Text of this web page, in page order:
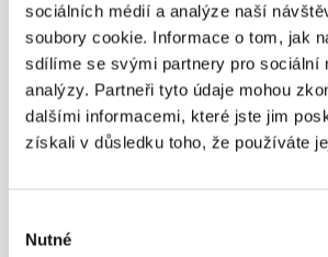
sociálních médií a analýze naší
soubory cookie. Informace o tom, jak
sdílíme se svými partnery pro sociální
analýzy. Partneři tyto údaje mohou
dalšími informacemi, které jste jim
získali v důsledku toho, že používáte
souhlasu
Nutné
¶
Státní důchod?
nestačí!
Nezapomínejme ani na novinku –
zároveň dvě penzijní smlouvy.